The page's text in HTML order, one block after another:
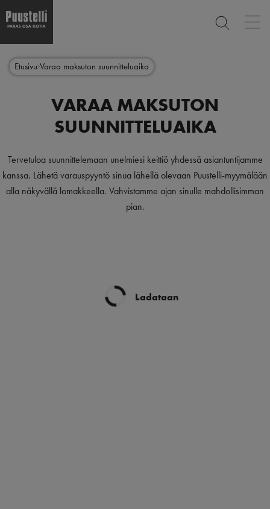
pääsisältöön
Main
menu
Etusivu Varaa maksuton suunnitteluaika
VARAA MAKSUTON
SUUNNITTELUAIKA
Tervetuloa suunnittelemaan unelmiesi keittiö yhdessä asiantuntijamme
kanssa. Lähetä varauspyyntö sinua lähellä olevaan Puustelli-myymälään
alla näkyvällä lomakkeella. Vahvistamme ajan sinulle mahdollisimman
pian.
Ladataan